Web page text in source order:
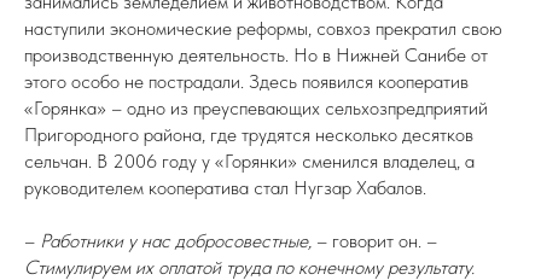
наступили экономические реформы, совхоз прекратил свою
производственную деятельность. Но в Нижней Санибе от
этого особо не пострадали. Здесь появился кооператив
«Горянка» – одно из преуспевающих сельхозпредприятий
Пригородного района, где трудятся несколько десятков
сельчан. В 2006 году у «Горянки» сменился владелец, а
руководителем кооператива стал Нугзар Хабалов.
– Работники у нас добросовестные, – говорит он. –
Стимулируем их оплатой труда по конечному результату.